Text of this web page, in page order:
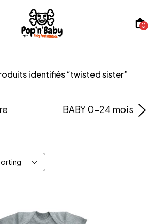
0
identifiés “twisted sister”
BABY 0-24 mois